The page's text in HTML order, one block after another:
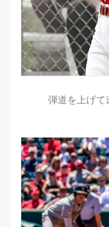
弾道を上げて